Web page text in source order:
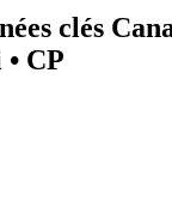
clés
• CP